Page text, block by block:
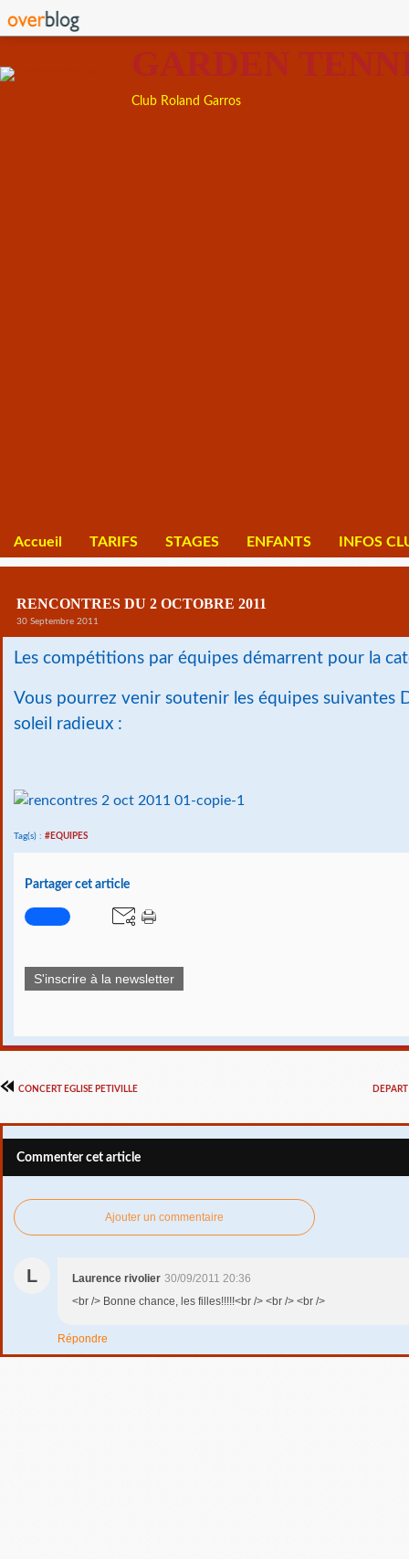
GARDEN
Club Roland Garros
Accueil TARIFS STAGES ENFANTS INFOS
RENCONTRES DU 2 OCTOBRE 2011
30 Septembre 2011
Les compétitions par équipes démarrent pour la
Vous pourrez venir soutenir les équipes suivantes
soleil radieux :
Tag(s) : #EQUIPES
Partager cet article
S'inscrire à la newsletter
CONCERT EGLISE PETIVILLE
Commenter cet article
Ajouter un commentaire
L Laurence rivolier 30/09/2011 20:36
<br /> Bonne chance, les filles!!!!!<br /> <br /> <br />
Répondre